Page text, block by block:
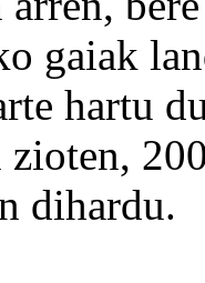
gaiak
hartu
dihardu.